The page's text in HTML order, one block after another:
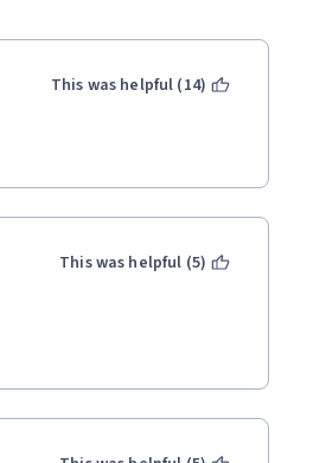
This was helpful (14)
This was helpful (5)